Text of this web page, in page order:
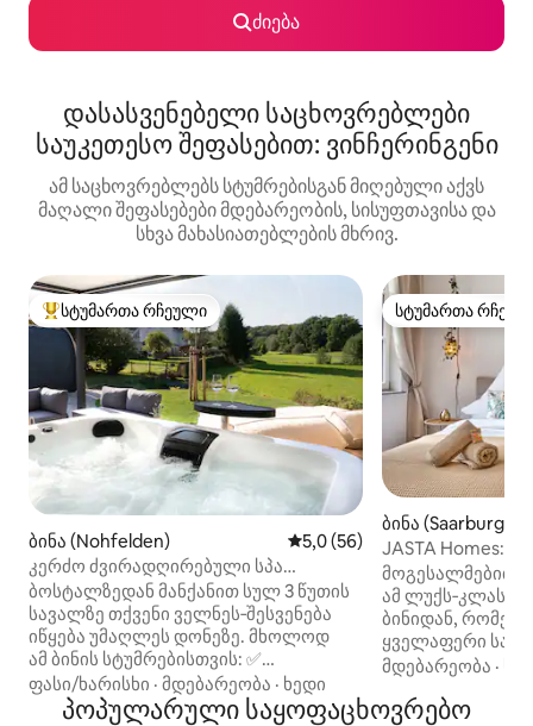
ძიება
დასასვენებელი საცხოვრებლები
საუკეთესო შეფასებით: ვინჩერინგენი
ამ საცხოვრებლებს სტუმრებისგან მიღებული აქვს
მაღალი შეფასებები მდებარეობის, სისუფთავისა და
სხვა მახასიათებლების მხრივ.
სტუმართა რჩეული მოწინავე ვარიანტი
სტუმართა რჩეული
ბინა (Nohfelden) საშუალო შეფასებაა 5‑დან
5,0 (56)
კერძო ძვირადღირებული სპა
Bostalsee საუნითა და ჰიდრომასაჟით
ბოსტალზედან მანქანით სულ 3 წუთის
სავალზე თქვენი ველნეს‑შესვენება
იწყება უმაღლეს დონეზე. მხოლოდ
ამ ბინის სტუმრებისთვის: ✅
Ჰიდრომასაჟიანი აუზი - წინასწარ
გაცხელებული და დაფარული ✅ გარე
ფასი/ხარისხი · მდებარეობა · ხედი
სტუმართა
სტუმართა
ბინა (Saarburg)
JASTA Homes:
პარკინგი,
მოგესალმებით
ამ
ბინიდან,
ყველაფერი
გრძელვადიანი
180‑სმ‑იანი
მდებარეობა ·
პოპულარული საყოფაცხოვრებო